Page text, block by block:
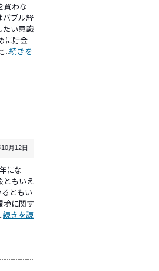
買わな
バブル経
たい意識
に貯金
...続きを
月12日
にな
ともいえ
ともい
境に関す
続きを読